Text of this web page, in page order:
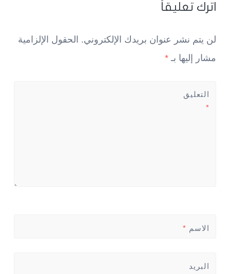
اترك تعليقاً
لن يتم نشر عنوان بريدك الإلكتروني. الحقول الإلزامية
مشار إليها بـ *
التعليق
*
الاسم *
البريد